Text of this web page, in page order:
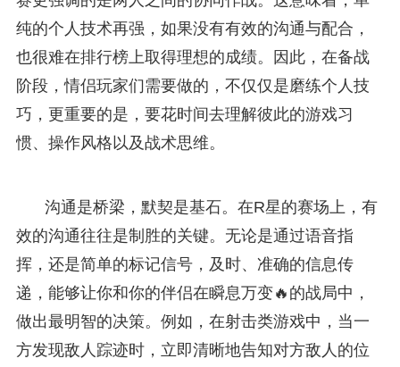
纯的个人技术再强，如果没有有效的沟通与配合，
也很难在排行榜上取得理想的成绩。因此，在备战
阶段，情侣玩家们需要做的，不仅仅是磨练个人技
巧，更重要的是，要花时间去理解彼此的游戏习
惯、操作风格以及战术思维。
沟通是桥梁，默契是基石。在R星的赛场上，有
效的沟通往往是制胜的关键。无论是通过语音指
挥，还是简单的标记信号，及时、准确的信息传
递，能够让你和你的伴侣在瞬息万变🔥的战局中，
做出最明智的决策。例如，在射击类游戏中，当一
方发现敌人踪迹时，立即清晰地告知对方敌人的位